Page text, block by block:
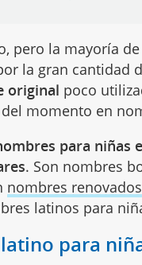
pero la mayoría
la gran cantidad
original poco
momento en
para niñas
. Son nombres
nombres renovados
latinos para
para